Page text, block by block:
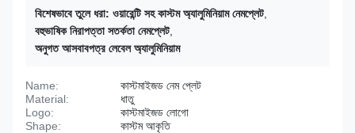
বিশেষভাবে তুলে ধরা: ওয়ারেন্টি সহ কাস্টম অ্যালুমিনিয়াম নেমপ্লেট,
বহুভাষিক নিরাপত্তা সতর্কতা নেমপ্লেট,
অনুগত আসবাবপত্র লেবেল অ্যালুমিনিয়াম
Name:
কাস্টমাইজড নেম প্লেট
Material:
ধাতু
Logo:
কাস্টমাইজড লোগো
Shape:
কাস্টম আকৃতি